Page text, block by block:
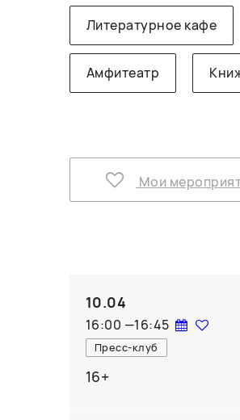
Литературное кафе
Амфитеатр
Мои
10.04
16:00 —16:45
Пресс-клуб
16+